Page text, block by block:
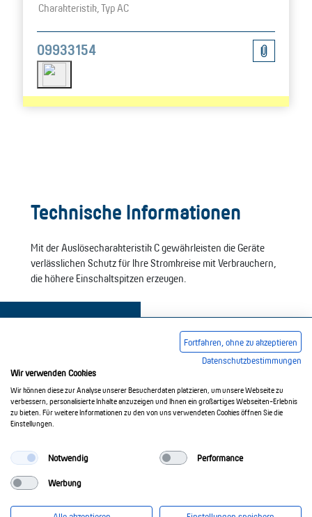
Charakteristik, Typ AC
09933154
Technische Informationen
Mit der Auslösecharakteristik C gewährleisten die Geräte
verlässlichen Schutz für Ihre Stromkreise mit Verbrauchern,
die höhere Einschaltspitzen erzeugen.
Impressum AGB Datenschutzerklärung
© 2017-2026 Doepke Schaltgeräte GmbH
Stellmacherstr. 11
Fortfahren, ohne zu akzeptieren
Datenschutzbestimmungen
Wir verwenden Cookies
Wir können diese zur Analyse unserer Besucherdaten platzieren, um unsere Webseite zu
verbessern, personalisierte Inhalte anzuzeigen und Ihnen ein großartiges Webseiten-Erlebnis
zu bieten. Für weitere Informationen zu den von uns verwendeten Cookies öffnen Sie die
Einstellungen.
Notwendig Performance
Werbung